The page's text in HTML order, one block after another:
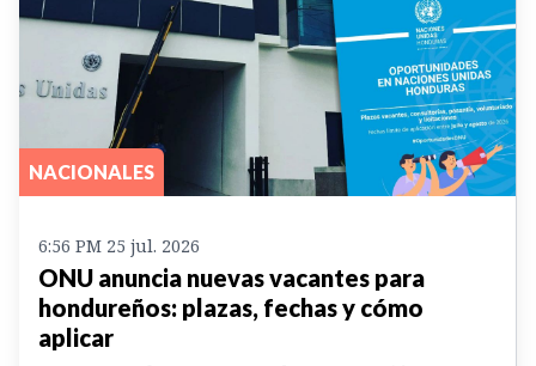
NACIONALES
6:56 PM 25 jul. 2026
ONU anuncia nuevas vacantes para
hondureños: plazas, fechas y cómo
aplicar